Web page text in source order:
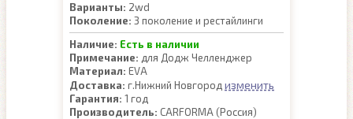
Варианты: 2wd
Поколение: 3 поколение и рестайлинги
Наличие: Есть в наличии
Примечание: для Додж Челленджер
Материал: EVA
Доставка: г.Нижний Новгород изменить
Гарантия: 1 год
Производитель: CARFORMA (Россия)